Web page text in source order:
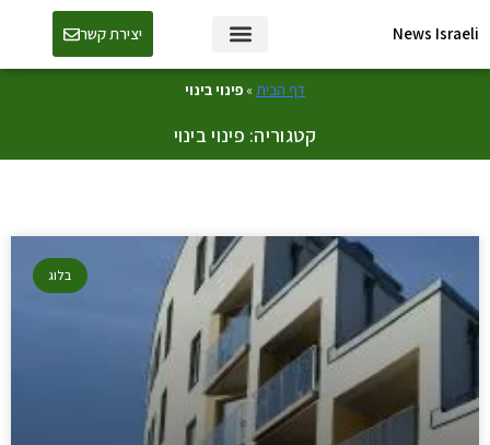
News Israeli יצירת קשר
דף הבית» פינוי בינוי
קטגוריה: פינוי בינוי
בלוג